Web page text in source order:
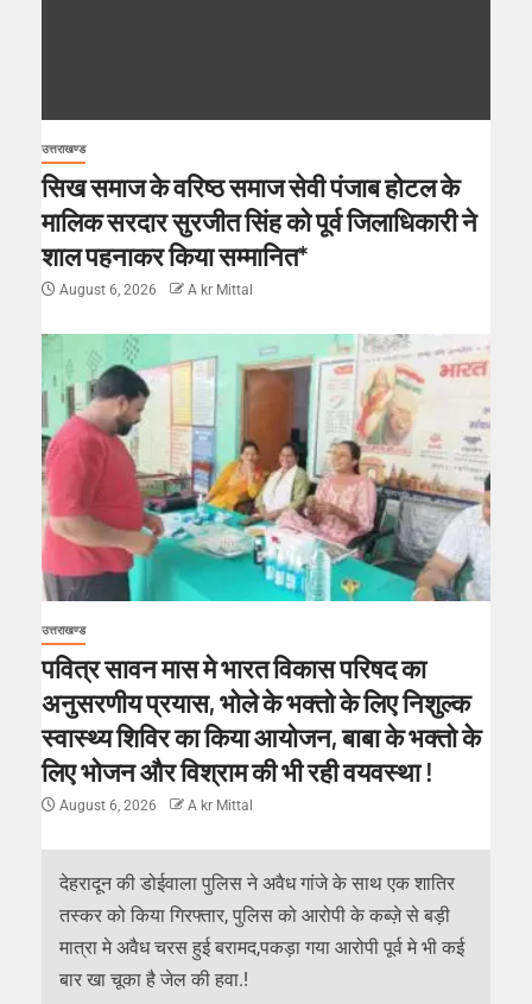
उत्तराखण्ड
सिख समाज के वरिष्ठ समाज सेवी पंजाब होटल के
मालिक सरदार सुरजीत सिंह को पूर्व जिलाधिकारी ने
शाल पहनाकर किया सम्मानित*
August 6, 2026 A kr Mittal
उत्तराखण्ड
पवित्र सावन मास मे भारत विकास परिषद का
अनुसरणीय प्रयास, भोले के भक्तो के लिए निशुल्क
स्वास्थ्य शिविर का किया आयोजन, बाबा के भक्तो के
लिए भोजन और विश्राम की भी रही वयवस्था !
August 6, 2026 A kr Mittal
देहरादून की डोईवाला पुलिस ने अवैध गांजे के साथ एक शातिर
तस्कर को किया गिरफ्तार, पुलिस को आरोपी के कब्ज़े से बड़ी
मात्रा मे अवैध चरस हुई बरामद,पकड़ा गया आरोपी पूर्व मे भी कई
बार खा चूका है जेल की हवा.!